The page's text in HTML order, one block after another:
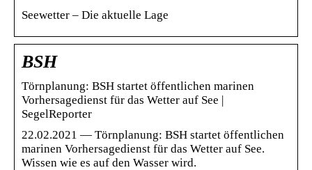
Seewetter – Die aktuelle Lage
BSH
Törnplanung: BSH startet öffentlichen marinen
Vorhersagedienst für das Wetter auf See |
SegelReporter
22.02.2021 — Törnplanung: BSH startet öffentlichen
marinen Vorhersagedienst für das Wetter auf See.
Wissen wie es auf den Wasser wird.